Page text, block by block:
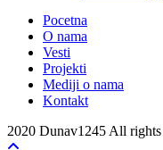
Pocetna
O nama
Vesti
Projekti
Mediji o nama
Kontakt
2020 Dunav1245 All rights